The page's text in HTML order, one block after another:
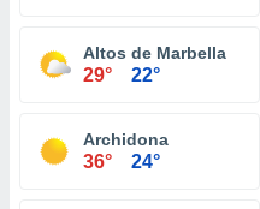
Altos de Marbella
29° 22°
Archidona
36° 24°